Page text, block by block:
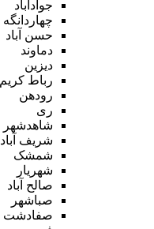
جوادآباد
چهاردانگه
حسن آباد
دماوند
دیزین
رباط کریم
رودهن
ری
شاهدشهر
شریف آباد
شمشک
شهریار
صالح آباد
صباشهر
صفادشت